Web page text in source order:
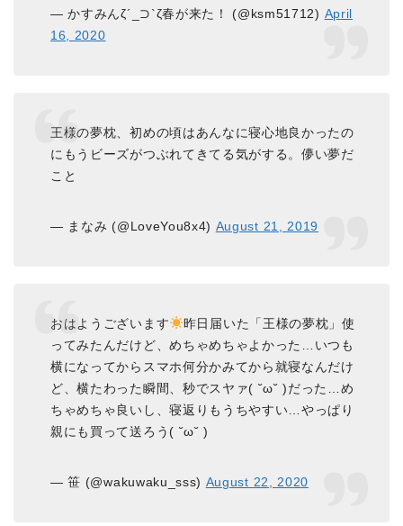
— かすみんζ´_⊃`ζ春が来た！ (@ksm51712) April
16, 2020
王様の夢枕、初めの頃はあんなに寝心地良かったの
にもうビーズがつぶれてきてる気がする。儚い夢だ
こと
— まなみ (@LoveYou8x4) August 21, 2019
おはようございます
昨日届いた「王様の夢枕」使
ってみたんだけど、めちゃめちゃよかった…いつも
横になってからスマホ何分かみてから就寝なんだけ
ど、横たわった瞬間、秒でスヤァ( ˘ω˘ )だった…め
ちゃめちゃ良いし、寝返りもうちやすい…やっぱり
親にも買って送ろう( ˘ω˘ )
— 笹 (@wakuwaku_sss) August 22, 2020